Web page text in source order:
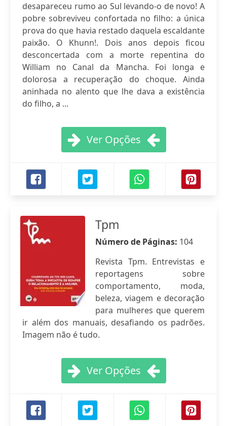
desapareceu rumo ao Sul levando-o de novo! A
pobre sobreviveu confortada no filho: a única
prova do que havia restado daquela escaldante
paixão. O Khunn!. Dois anos depois ficou
desconcertada com a morte repentina do
William no Canal da Mancha. Foi longa e
dolorosa a recuperação do choque. Ainda
aninhada no alento que lhe dava a existência
do filho, a ...
Ver Opções
Tpm
Número de Páginas: 104
Revista Tpm. Entrevistas e
reportagens sobre
comportamento, moda,
beleza, viagem e decoração
para mulheres que querem
ir além dos manuais, desafiando os padrões.
Imagem não é tudo.
Ver Opções